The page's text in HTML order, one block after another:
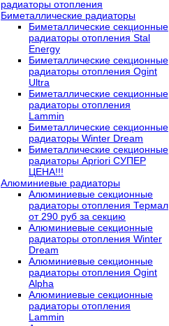
радиаторы отопления
Биметаллические радиаторы
Биметаллические секционные
радиаторы отопления Stal
Energy
Биметаллические секционные
радиаторы отопления Ogint
Ultra
Биметаллические секционные
радиаторы отопления
Lammin
Биметаллические секционные
радиаторы Winter Dream
Биметаллические секционные
радиаторы Apriori СУПЕР
ЦЕНА!!!
Алюминиевые радиаторы
Алюминиевые секционные
радиаторы отопления Термал
от 290 руб за секцию
Алюминиевые секционные
радиаторы отопления Winter
Dream
Алюминиевые секционные
радиаторы отопления Ogint
Alpha
Алюминиевые секционные
радиаторы отопления
Lammin